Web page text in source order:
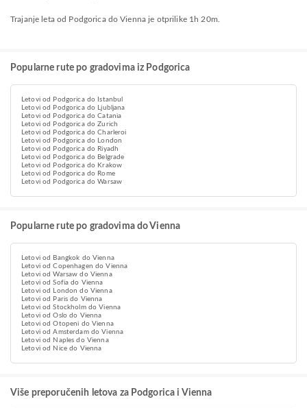
Trajanje leta od Podgorica do Vienna je otprilike 1h 20m.
Popularne rute po gradovima iz Podgorica
Letovi od Podgorica do Istanbul
Letovi od Podgorica do Ljubljana
Letovi od Podgorica do Catania
Letovi od Podgorica do Zurich
Letovi od Podgorica do Charleroi
Letovi od Podgorica do London
Letovi od Podgorica do Riyadh
Letovi od Podgorica do Belgrade
Letovi od Podgorica do Krakow
Letovi od Podgorica do Rome
Letovi od Podgorica do Warsaw
Popularne rute po gradovima do Vienna
Letovi od Bangkok do Vienna
Letovi od Copenhagen do Vienna
Letovi od Warsaw do Vienna
Letovi od Sofia do Vienna
Letovi od London do Vienna
Letovi od Paris do Vienna
Letovi od Stockholm do Vienna
Letovi od Oslo do Vienna
Letovi od Otopeni do Vienna
Letovi od Amsterdam do Vienna
Letovi od Naples do Vienna
Letovi od Nice do Vienna
Više preporučenih letova za Podgorica i Vienna